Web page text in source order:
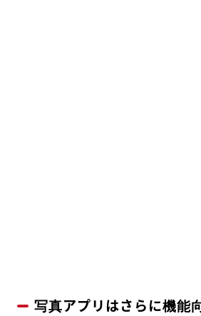
写真アプリはさらに機能